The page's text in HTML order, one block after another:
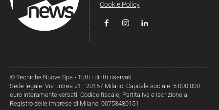
Cookie Policy
© Tecniche Nuove Spa • Tutti i diritti riservati.
Sede legale: Via Eritrea 21 - 20157 Milano. Capitale sociale: 5.000.000
euro interamente versati. Codice fiscale, Partita Iva e Iscrizione al
Registro delle Imprese di Milano: 00753480151